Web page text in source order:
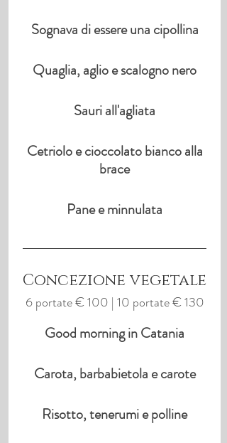
Sognava di essere una cipollina
Quaglia, aglio e scalogno nero
Sauri all'agliata
Cetriolo e cioccolato bianco alla
brace
Pane e minnulata
Concezione vegetale
6 portate € 100 | 10 portate € 130
Good morning in Catania
Carota, barbabietola e carote
Risotto, tenerumi e polline